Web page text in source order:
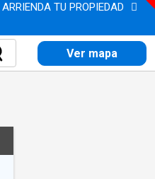
TU PROPIEDAD
Ver mapa